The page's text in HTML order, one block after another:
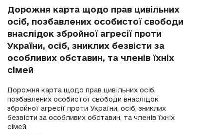
Дорожня карта щодо прав цивільних
осіб, позбавлених особистої свободи
внаслідок збройної агресії проти
України, осіб, зниклих безвісти за
особливих обставин, та членів їхніх
сімей
Дорожня карта щодо прав цивільних осіб,
позбавлених особистої свободи внаслідок
збройної агресії проти України, осіб, зниклих
безвісти за особливих обставин, та членів їхніх
сімей.